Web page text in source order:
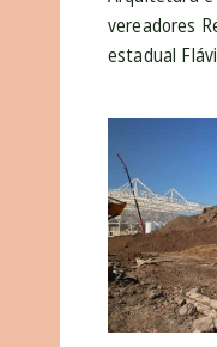
vereadores
estadual